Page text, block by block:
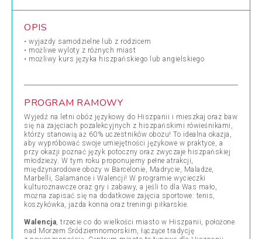
OPIS
• wyjazdy samodzielne lub z rodzicem
• możliwe wyloty z różnych miast
• możliwy kurs języka hiszpańskiego lub angielskiego
PROGRAM RAMOWY
Wyjedź na letni obóz językowy do Hiszpanii i mieszkaj oraz baw
się na zajęciach pozalekcyjnych z hiszpańskimi rówieśnikami,
którzy stanowią aż 60% uczestników obozu! To idealna okazja,
aby wypróbować swoje umiejętności językowe w praktyce, a
przy okazji poznać język potoczny oraz zwyczaje hiszpańskiej
młodzieży. W tym roku proponujemy pełne atrakcji,
międzynarodowe obozy w Barcelonie, Madrycie, Maladze,
Marbelli, Salamance i Walencji! W programie wycieczki
kulturoznawcze oraz gry i zabawy, a jeśli to dla Was mało,
można zapisać się na dodatkowe zajęcia sportowe: tenis,
koszykówka, jazda konna oraz treningi piłkarskie.
Walencja, trzecie co do wielkości miasto w Hiszpanii, położone
nad Morzem Śródziemnomorskim, łączące tradycję